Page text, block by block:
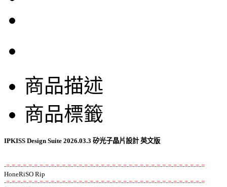
商品描述
商品標籤
IPKISS Design Suite 2026.03.3 矽光子晶片設計 英文版
-=-=-=-=-=-=-=-=-=-=-=-=-=-=-=-=-=-=-=-=-=-=-=-=-=-=-=-=-=-=-=-=-=-=-=-=
-=-=-=-=-=-=-=-=-=-=-=-=-=-=-=-=-=-=-=-=-=-=-=-=-=-=-=-=-=-=-=-=-=-=-=-=